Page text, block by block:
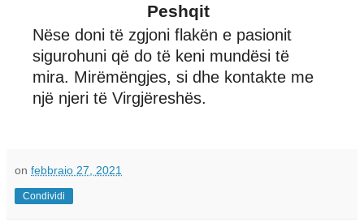
Peshqit
Nëse doni të zgjoni flakën e pasionit
sigurohuni që do të keni mundësi të
mira. Mirëmëngjes, si dhe kontakte me
një njeri të Virgjëreshës.
on febbraio 27, 2021
Condividi